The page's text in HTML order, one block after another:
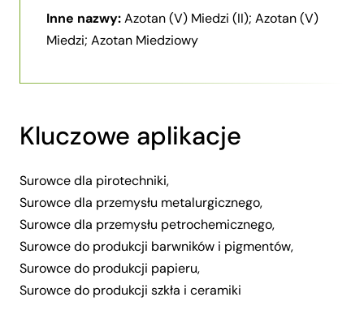
Inne nazwy:Azotan (V) Miedzi (II); Azotan (V)
Miedzi; Azotan Miedziowy
Kluczowe aplikacje
Surowce dla pirotechniki,
Surowce dla przemysłu metalurgicznego,
Surowce dla przemysłu petrochemicznego,
Surowce do produkcji barwników i pigmentów,
Surowce do produkcji papieru,
Surowce do produkcji szkła i ceramiki